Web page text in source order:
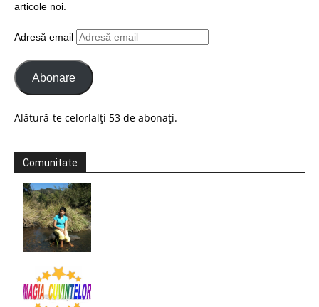
articole noi.
Adresă email
Abonare
Alătură-te celorlalți 53 de abonați.
Comunitate